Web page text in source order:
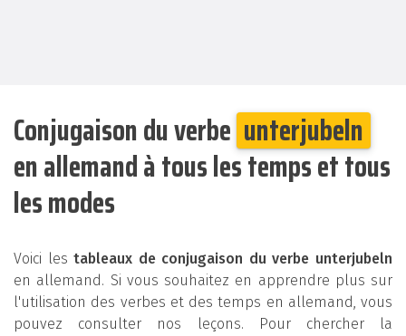
Conjugaison du verbe unterjubeln
en allemand à tous les temps et tous
les modes
Voici lestableaux de conjugaison du verbe unterjubeln
en allemand. Si vous souhaitez en apprendre plus sur
l'utilisation des verbes et des temps en allemand, vous
pouvez consulter nos leçons. Pour chercher la